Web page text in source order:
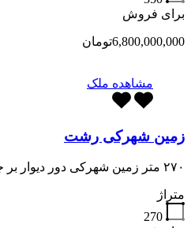
برای فروش
6,800,000,000تومان
مشاهده ملک
زمین شهرکی رشت
۲۷۰ متر زمین شهرکی دور دیوار بر جاده اصلی داخل…
متراژ
270